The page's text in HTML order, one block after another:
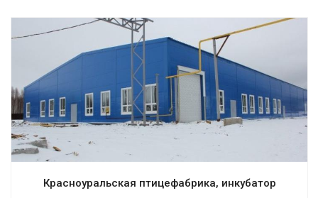
Смотреть проект
Красноуральская птицефабрика, инкубатор